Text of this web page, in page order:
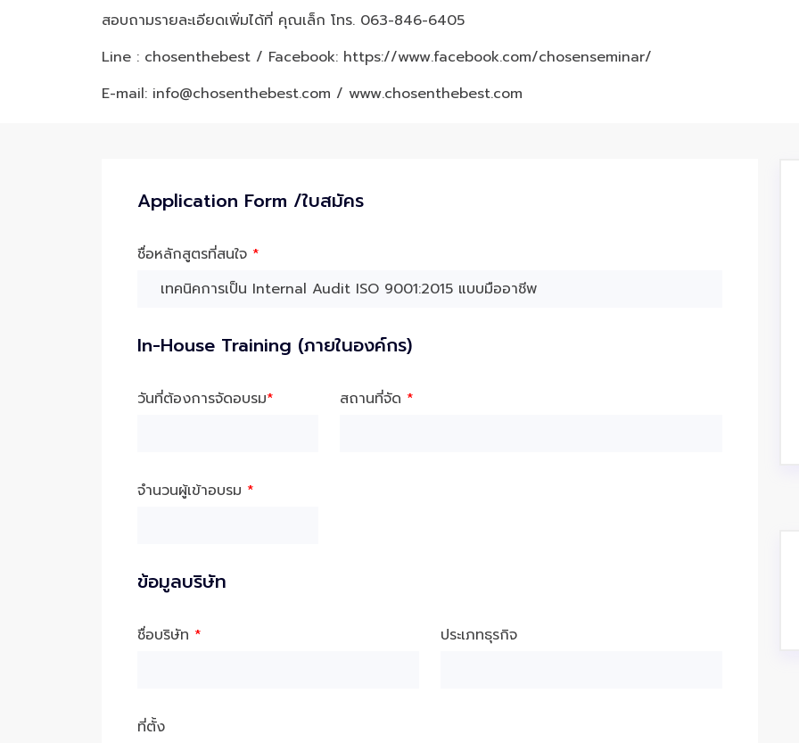
สอบถามรายละเอียดเพิ่มได้ที่ คุณเล็ก โทร. 063-846-6405
Line : chosenthebest / Facebook: https://www.facebook.com/chosenseminar/
E-mail: info@chosenthebest.com / www.chosenthebest.com
Application Form /ใบสมัคร
ชื่อหลักสูตรที่สนใจ *
In-House Training (ภายในองค์กร)
วันที่ต้องการจัดอบรม* สถานที่จัด *
จำนวนผู้เข้าอบรม *
ข้อมูลบริษัท
ชื่อบริษัท * ประเภทธุรกิจ
ที่ตั้ง